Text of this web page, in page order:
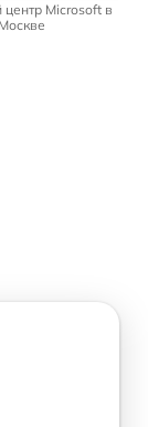
Microsoft в
Москве